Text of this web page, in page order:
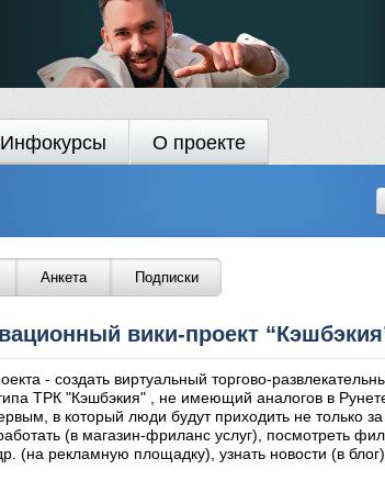
Инфокурсы О проекте
Анкета Подписки
вики-проект
- создать виртуальный торгово-
ТРК "Кэшбэкия" , не имеющий аналогов в
в который люди будут приходить не только за
(в магазин-фриланс услуг), посмотреть
(на рекламную площадку), узнать новости (в блог)